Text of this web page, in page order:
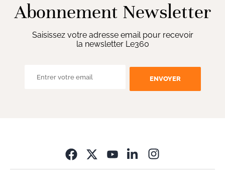
Abonnement Newsletter
Saisissez votre adresse email pour recevoir
la newsletter Le360
ENVOYER